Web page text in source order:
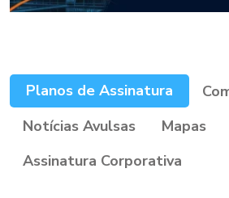
Planos de Assinatura
Notícias Avulsas
Mapas
Assinatura Corporativa